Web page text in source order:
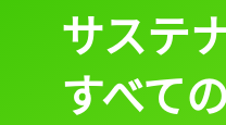
サステ
すべて